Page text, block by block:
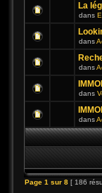
La
dans
dans
dans
dans
dans
Page 1 sur 8 [ 186